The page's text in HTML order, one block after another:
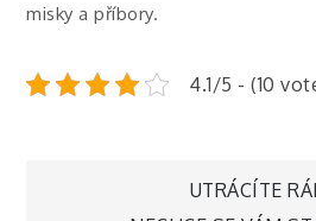
misky a příbory.
4.1/5 - (10
Navigace
UTRÁCÍTE